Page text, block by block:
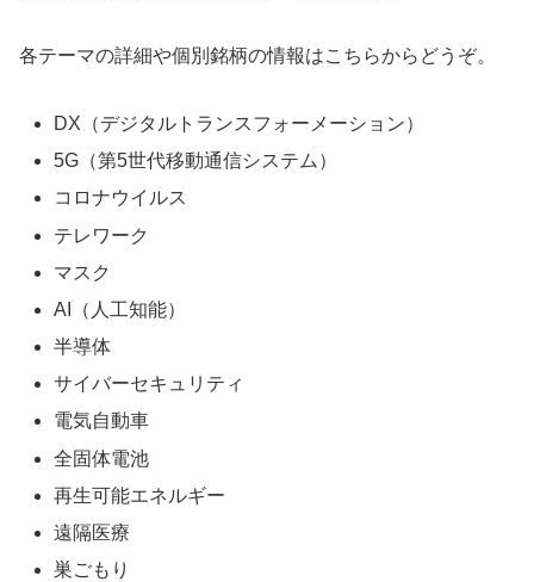
各テーマの詳細や個別銘柄の情報はこちらからどうぞ。
DX（デジタルトランスフォーメーション）
5G（第5世代移動通信システム）
コロナウイルス
テレワーク
マスク
AI（人工知能）
半導体
サイバーセキュリティ
電気自動車
全固体電池
再生可能エネルギー
遠隔医療
巣ごもり